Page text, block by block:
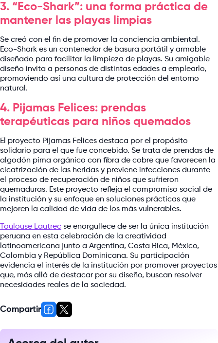
3. “Eco-Shark”: una forma práctica de
mantener las playas limpias
Se creó con el fin de promover la conciencia ambiental.
Eco-Shark es un contenedor de basura portátil y armable
diseñado para facilitar la limpieza de playas. Su amigable
diseño invita a personas de distintas edades a emplearlo,
promoviendo así una cultura de protección del entorno
natural.
4. Pijamas Felices: prendas
terapéuticas para niños quemados
El proyecto Pijamas Felices destaca por el propósito
solidario para el que fue concebido. Se trata de prendas de
algodón pima orgánico con fibra de cobre que favorecen la
cicatrización de las heridas y previene infecciones durante
el proceso de recuperación de niños que sufrieron
quemaduras. Este proyecto refleja el compromiso social de
la institución y su enfoque en soluciones prácticas que
mejoren la calidad de vida de los más vulnerables.
Toulouse Lautrec se enorgullece de ser la única institución
peruana en esta celebración de la creatividad
latinoamericana junto a Argentina, Costa Rica, México,
Colombia y República Dominicana. Su participación
evidencia el interés de la institución por promover proyectos
que, más allá de destacar por su diseño, buscan resolver
necesidades reales de la sociedad.
Compartir